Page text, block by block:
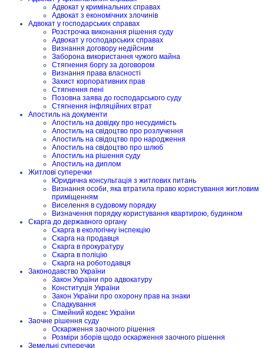
Адвокат у кримінальних справах
Адвокат з економічних злочинів
Адвокат у господарських справах
Розстрочка виконання рішення суду
Адвокат у господарських справах
Визнання договору недійсним
Заборона використання чужого майна
Стягнення боргу за договором
Визнання права власності
Захист корпоративних прав
Стягнення пені
Позовна заява до господарського суду
Стягнення інфляційних втрат
Апостиль на документи
Апостиль на довідку про несудимість
Апостиль на свідоцтво про розлучення
Апостиль на свідоцтво про народження
Апостиль на свідоцтво про шлюб
Апостиль на рішення суду
Апостиль на диплом
Житлові суперечки
Юридична консультація з житлових питань
Визнання особи, яка втратила право користування житловим
приміщенням
Виселення в судовому порядку
Визначення порядку користування квартирою, будинком
Скарга до державного органу
Скарга в екологічну інспекцію
Скарга на продавця
Скарга в прокуратуру
Скарга в поліцію
Скарга на роботодавця
Законодавство України
Закон України про адвокатуру
Конституція України
Закон України про охорону прав на знаки
Спадкування
Сімейний кодекс України
Заочне рішення суду
Оскарження заочного рішення
Розміри зборів щодо оскарження заочного рішення
Земельні суперечки